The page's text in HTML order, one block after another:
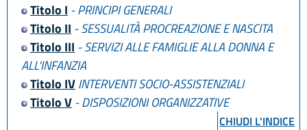
Titolo I - PRINCIPI GENERALI
Titolo II - SESSUALITÀ PROCREAZIONE E NASCITA
Titolo III - SERVIZI ALLE FAMIGLIE ALLA DONNA E
ALL'INFANZIA
Titolo IVINTERVENTI SOCIO-ASSISTENZIALI
Titolo V- DISPOSIZIONI ORGANIZZATIVE
CHIUDI L'INDICE